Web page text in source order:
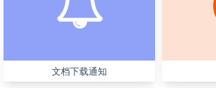
文档下载通知